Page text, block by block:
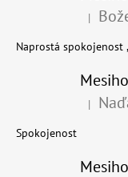
|
Naprostá spokojenost
|
Spokojenost